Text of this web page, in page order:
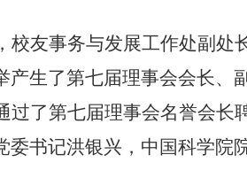
友事务与发展工作处副
生了第七届理事会会长、
过了第七届理事会名誉会长
书记洪银兴，中国科学院